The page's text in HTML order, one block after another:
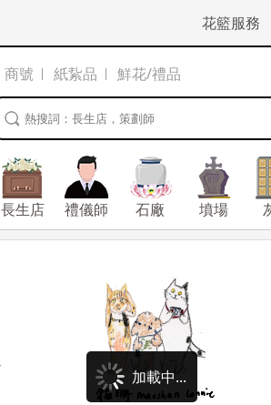
花籃服務
商號 紙紥品 鮮花/禮品
長生店 禮儀師 石廠 墳場
加載中...